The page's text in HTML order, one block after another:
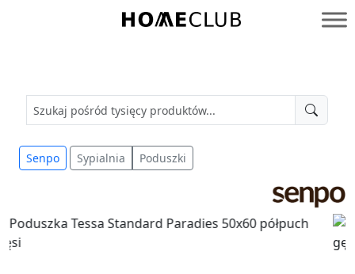
Homeclub
Senpo Sypialnia Poduszki